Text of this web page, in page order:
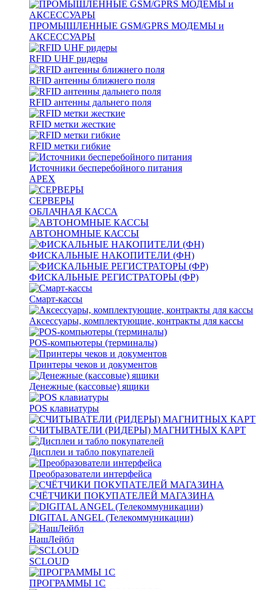
ПРОМЫШЛЕННЫЕ GSM/GPRS МОДЕМЫ и
АКСЕССУАРЫ
RFID UHF ридеры
RFID антенны ближнего поля
RFID антенны дальнего поля
RFID метки жесткие
RFID метки гибкие
Источники бесперебойного питания
APEX
СЕРВЕРЫ
ОБЛАЧНАЯ КАССА
АВТОНОМНЫЕ КАССЫ
ФИСКАЛЬНЫЕ НАКОПИТЕЛИ (ФН)
ФИСКАЛЬНЫЕ РЕГИСТРАТОРЫ (ФР)
Смарт-кассы
Аксессуары, комплектующие, контракты для кассы
POS-компьютеры (терминалы)
Принтеры чеков и документов
Денежные (кассовые) ящики
POS клавиатуры
СЧИТЫВАТЕЛИ (РИДЕРЫ) МАГНИТНЫХ КАРТ
Дисплеи и табло покупателей
Преобразователи интерфейса
СЧЁТЧИКИ ПОКУПАТЕЛЕЙ МАГАЗИНА
DIGITAL ANGEL (Телекоммуникации)
НашЛейбл
SCLOUD
ПРОГРАММЫ 1С